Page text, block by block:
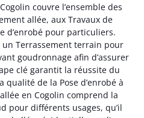
couvre l’ensemble des
allée, aux Travaux de
d’enrobé pour particuliers.
Terrassement terrain pour
goudronnage afin d’assurer
clé garantit la réussite du
de la Pose d’enrobé à
en Cogolin comprend la
pour différents usages, qu’il